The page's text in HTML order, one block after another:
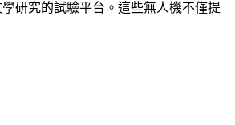
學研究的試驗平台。這些無人機不僅提